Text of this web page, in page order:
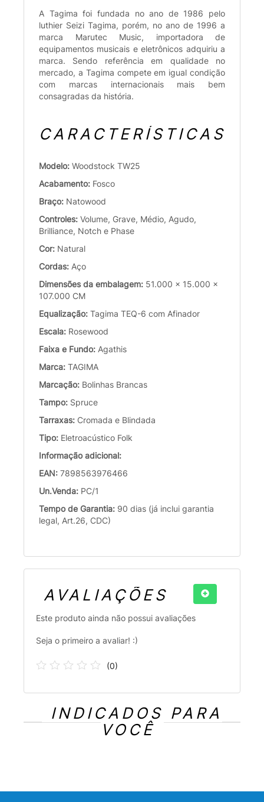
A Tagima foi fundada no ano de 1986 pelo
luthier Seizi Tagima, porém, no ano de 1996 a
marca Marutec Music, importadora de
equipamentos musicais e eletrônicos adquiriu a
marca. Sendo referência em qualidade no
mercado, a Tagima compete em igual condição
com marcas internacionais mais bem
consagradas da história.
CARACTERÍSTICAS
Modelo: Woodstock TW25
Acabamento: Fosco
Braço: Natowood
Controles: Volume, Grave, Médio, Agudo,
Brilliance, Notch e Phase
Cor: Natural
Cordas: Aço
Dimensões da embalagem: 51.000 x 15.000 x
107.000 CM
Equalização: Tagima TEQ-6 com Afinador
Escala: Rosewood
Faixa e Fundo: Agathis
Marca: TAGIMA
Marcação: Bolinhas Brancas
Tampo: Spruce
Tarraxas: Cromada e Blindada
Tipo: Eletroacústico Folk
Informação adicional:
EAN: 7898563976466
Un.Venda: PC/1
Tempo de Garantia: 90 dias (já inclui garantia
legal, Art.26, CDC)
AVALIAÇÕES
Este produto ainda não possui avaliações
Seja o primeiro a avaliar! :)
(0)
INDICADOS PARA
VOCÊ